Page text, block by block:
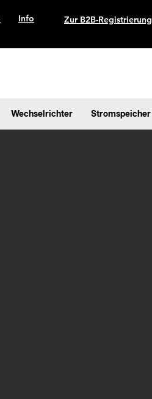
Info Zur B2B-Registrierung
Wechselrichter Stromspeicher